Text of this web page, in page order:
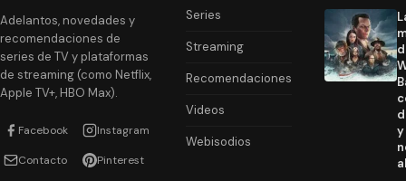
Adelantos, novedades y
recomendaciones de
series de TV y plataformas
de streaming (como Netflix,
Apple TV+, HBO Max).
Facebook Instagram
Contacto Pinterest
Series
Streaming
Recomendaciones
Videos
Webisodios
y